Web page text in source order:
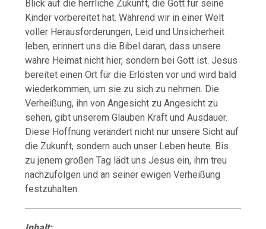
Blick auf die herrliche Zukunft, die Gott für seine
Kinder vorbereitet hat. Während wir in einer Welt
voller Herausforderungen, Leid und Unsicherheit
leben, erinnert uns die Bibel daran, dass unsere
wahre Heimat nicht hier, sondern bei Gott ist. Jesus
bereitet einen Ort für die Erlösten vor und wird bald
wiederkommen, um sie zu sich zu nehmen. Die
Verheißung, ihn von Angesicht zu Angesicht zu
sehen, gibt unserem Glauben Kraft und Ausdauer.
Diese Hoffnung verändert nicht nur unsere Sicht auf
die Zukunft, sondern auch unser Leben heute. Bis
zu jenem großen Tag lädt uns Jesus ein, ihm treu
nachzufolgen und an seiner ewigen Verheißung
festzuhalten.